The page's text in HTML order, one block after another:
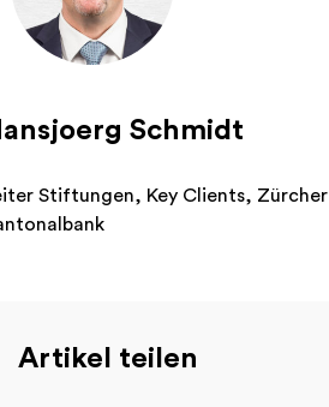
Schmidt
Stiftungen, Key Clients, Zürcher
Artikel teilen